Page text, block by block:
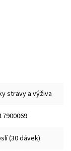
stravy a výživa
(30 dávek)